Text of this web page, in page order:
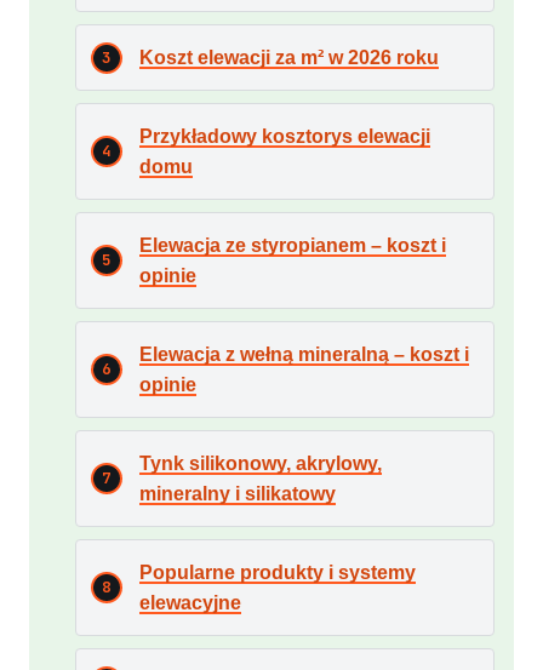
Koszt elewacji za m² w 2026 roku
Przykładowy kosztorys elewacji
domu
Elewacja ze styropianem – koszt i
opinie
Elewacja z wełną mineralną – koszt i
opinie
Tynk silikonowy, akrylowy,
mineralny i silikatowy
Popularne produkty i systemy
elewacyjne